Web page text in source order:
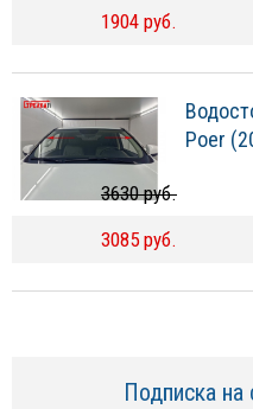
1904 руб.
Poer
3630 руб.
3085 руб.
Подписка на